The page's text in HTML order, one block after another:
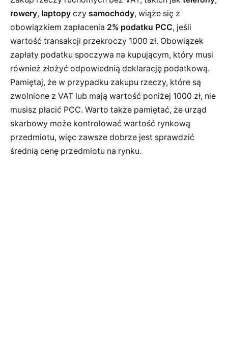
rowery, laptopy czy samochody, wiąże się z
obowiązkiem zapłacenia 2% podatku PCC, jeśli
wartość transakcji przekroczy 1000 zł. Obowiązek
zapłaty podatku spoczywa na kupującym, który musi
również złożyć odpowiednią deklarację podatkową.
Pamiętaj, że w przypadku zakupu rzeczy, które są
zwolnione z VAT lub mają wartość poniżej 1000 zł, nie
musisz płacić PCC. Warto także pamiętać, że urząd
skarbowy może kontrolować wartość rynkową
przedmiotu, więc zawsze dobrze jest sprawdzić
średnią cenę przedmiotu na rynku.